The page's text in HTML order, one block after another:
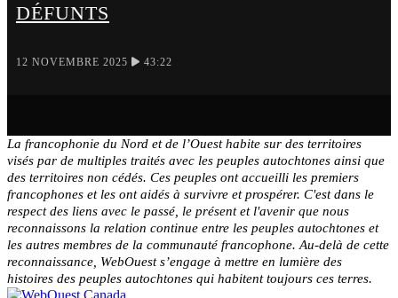
DÉFUNTS
12 NOVEMBRE 2025 43:22
La francophonie du Nord et de l’Ouest habite sur des territoires
visés par de multiples traités avec les peuples autochtones ainsi que
des territoires non cédés. Ces peuples ont accueilli les premiers
francophones et les ont aidés à survivre et prospérer. C'est dans le
respect des liens avec le passé, le présent et l'avenir que nous
reconnaissons la relation continue entre les peuples autochtones et
les autres membres de la communauté francophone. Au-delà de cette
reconnaissance, WebOuest s’engage à mettre en lumière des
histoires des peuples autochtones qui habitent toujours ces terres.